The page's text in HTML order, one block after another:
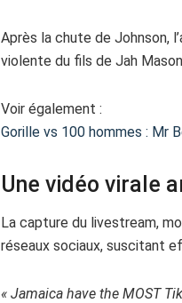
Après la chute de Johnson,
violente du fils de Jah
Voir également :
Gorille vs 100 hommes : Mr
Une vidéo virale
La capture du livestream,
réseaux sociaux, suscitant
« Jamaica have the MOST